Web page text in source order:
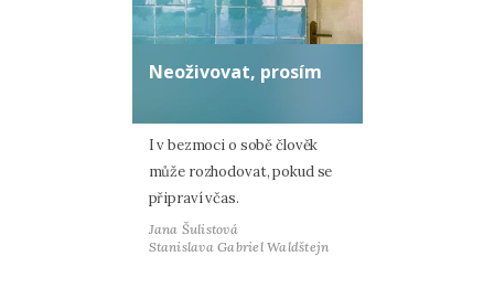
Neoživovat, prosím
I v bezmoci o sobě člověk
může rozhodovat, pokud se
připraví včas.
Jana Šulistová
Stanislava Gabriel Waldštejn